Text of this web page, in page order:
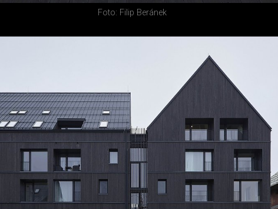
Foto: Filip Beránek